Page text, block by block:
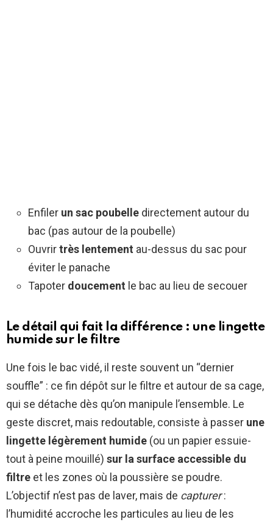
Enfiler un sac poubelle directement autour du
bac (pas autour de la poubelle)
Ouvrirtrès lentement au-dessus du sac pour
éviter le panache
Tapoter doucement le bac au lieu de secouer
Le détail qui fait la différence : une lingette
humide sur le filtre
Une fois le bac vidé, il reste souvent un “dernier
souffle” : ce fin dépôt sur le filtre et autour de sa cage,
qui se détache dès qu’on manipule l’ensemble. Le
geste discret, mais redoutable, consiste à passer une
lingette légèrement humide (ou un papier essuie-
tout à peine mouillé) sur la surface accessible du
filtre et les zones où la poussière se poudre.
L’objectif n’est pas de laver, mais de capturer:
l’humidité accroche les particules au lieu de les